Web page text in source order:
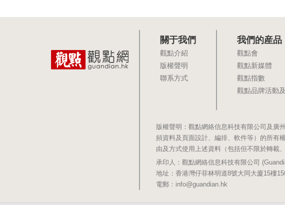
關于我們
觀點介紹
版權聲明
聯系方式
我們的産品
觀點會
觀點新媒體
觀點指數
觀點品牌活動
版權聲明：觀點網絡信息科技有限公司及廣
頻資料及頁面設計、編排、軟件等）的所有
由及方式使用上述資料（包括但不限於轉載
承印人：觀點網絡信息科技有限公司
地址：香港灣仔菲林明道8號大同大廈15樓
電郵：info@guandian.hk